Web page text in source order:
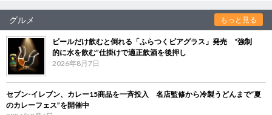
グルメ もっと見る
ビールだけ飲むと倒れる「ふらつくビアグラス」発売 “強制
的に水を飲む”仕掛けで適正飲酒を後押し
2026年8月7日
セブン‐イレブン、カレー15商品を一斉投入 名店監修から冷製うどんまで“夏
のカレーフェス”を開催中